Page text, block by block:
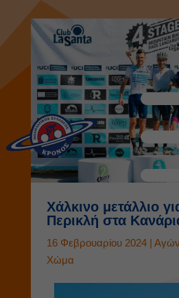
Χάλκινο μετάλλιο
Περικλή στα
16 Φεβρουαρίου 2024|
Χώμα